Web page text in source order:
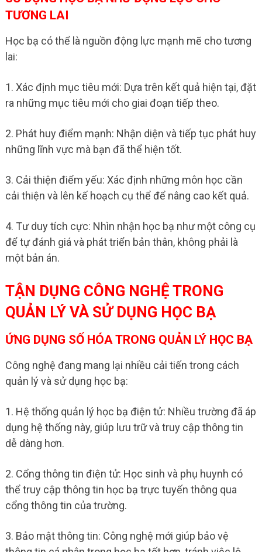
TƯƠNG LAI
Học bạ có thể là nguồn động lực mạnh mẽ cho tương
lai:
1. Xác định mục tiêu mới: Dựa trên kết quả hiện tại, đặt
ra những mục tiêu mới cho giai đoạn tiếp theo.
2. Phát huy điểm mạnh: Nhận diện và tiếp tục phát huy
những lĩnh vực mà bạn đã thể hiện tốt.
3. Cải thiện điểm yếu: Xác định những môn học cần
cải thiện và lên kế hoạch cụ thể để nâng cao kết quả.
4. Tư duy tích cực: Nhìn nhận học bạ như một công cụ
để tự đánh giá và phát triển bản thân, không phải là
một bản án.
TẬN DỤNG CÔNG NGHỆ TRONG
QUẢN LÝ VÀ SỬ DỤNG HỌC BẠ
ỨNG DỤNG SỐ HÓA TRONG QUẢN LÝ HỌC BẠ
Công nghệ đang mang lại nhiều cải tiến trong cách
quản lý và sử dụng học bạ:
1. Hệ thống quản lý học bạ điện tử: Nhiều trường đã áp
dụng hệ thống này, giúp lưu trữ và truy cập thông tin
dễ dàng hơn.
2. Cổng thông tin điện tử: Học sinh và phụ huynh có
thể truy cập thông tin học bạ trực tuyến thông qua
cổng thông tin của trường.
3. Bảo mật thông tin: Công nghệ mới giúp bảo vệ